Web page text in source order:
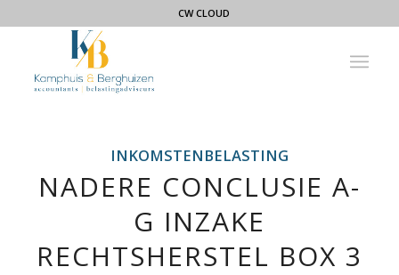
CW CLOUD
INKOMSTENBELASTING
NADERE CONCLUSIE A-
G INZAKE
RECHTSHERSTEL BOX 3